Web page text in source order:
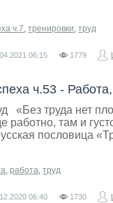
ч.7,тренировки,труд
06:15 1779
ч.53 -
«Без труда нет
работно, там и
пословица
,работа,труд
06:40 1730